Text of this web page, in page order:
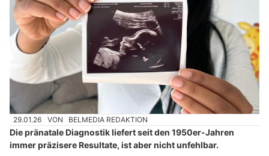
29.01.26 VON BELMEDIA REDAKTION
Die pränatale Diagnostik liefert seit den 1950er-Jahren
immer präzisere Resultate, ist aber nicht unfehlbar.